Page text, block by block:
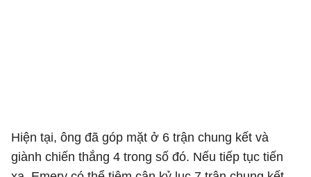
Hiện tại, ông đã góp mặt ở 6 trận chung kết và
giành chiến thắng 4 trong số đó. Nếu tiếp tục tiến